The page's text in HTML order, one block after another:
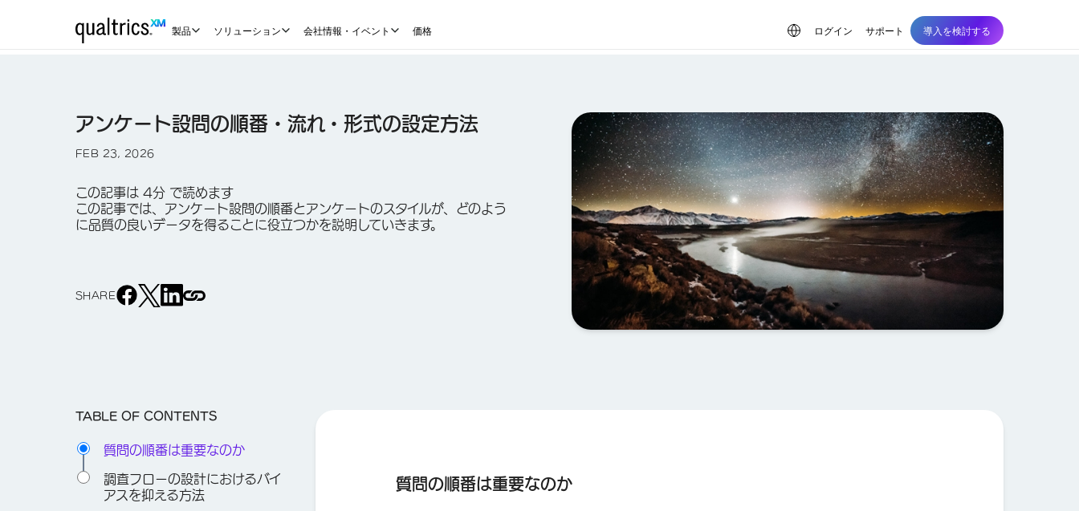
製品 ソリューション 会社情報・イベント 価格 ログイン サポート 導入を検討する
アンケート設問の順番・流れ・形式の設定方法
FEB 23, 2026
この記事は 4分 で読めます
この記事では、アンケート設問の順番とアンケートのスタイルが、どのよう
に品質の良いデータを得ることに役立つかを説明していきます。
SHARE
TABLE OF CONTENTS
質問の順番は重要なのか
調査フローの設計におけるバイ
アスを抑える方法
質問の順番は重要なのか